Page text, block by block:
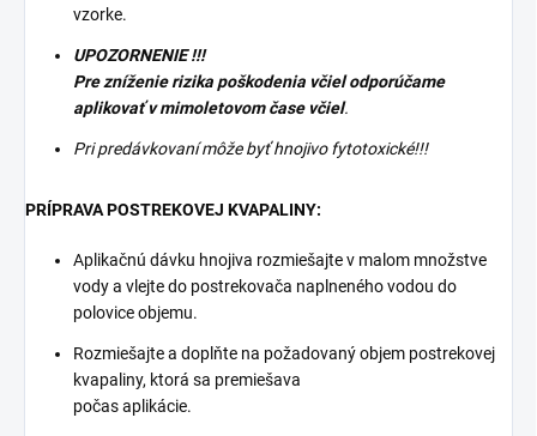
vzorke.
UPOZORNENIE !!!
Pre zníženie rizika poškodenia včiel odporúčame
aplikovať v mimoletovom čase včiel.
Pri predávkovaní môže byť hnojivo fytotoxické!!!
PRÍPRAVA POSTREKOVEJ KVAPALINY:
Aplikačnú dávku hnojiva rozmiešajte v malom množstve
vody a vlejte do postrekovača naplneného vodou do
polovice objemu.
Rozmiešajte a doplňte na požadovaný objem postrekovej
kvapaliny, ktorá sa premiešava
počas aplikácie.